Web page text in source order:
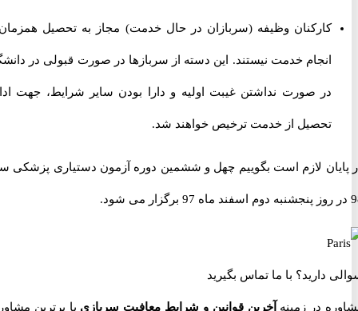
کارکنان وظیفه (سربازان در حال خدمت) مجاز به تحصیل همزمان با
انجام خدمت نیستند. این دسته از سربازها در صورت قبولی در دانشگاه
در صورت نداشتن غیبت اولیه و دارا بودن سایر شرایط، جهت ادامه
تحصیل از خدمت ترخیص خواهند شد.
لازم است بگوییم چهل و ششمین دوره آزمون دستیاری پزشکی سال
دارید؟ با ما تماس بگیرید
در زمینهآخرین قوانین و شرایط معافیت سربازیبا برترین مشاوران